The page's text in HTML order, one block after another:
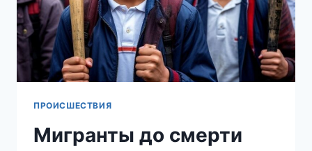
КОМФОРТОМ
ЖИТЬ
В
РОССИИ
ПРОИСШЕСТВИЯ
Мигранты до смерти